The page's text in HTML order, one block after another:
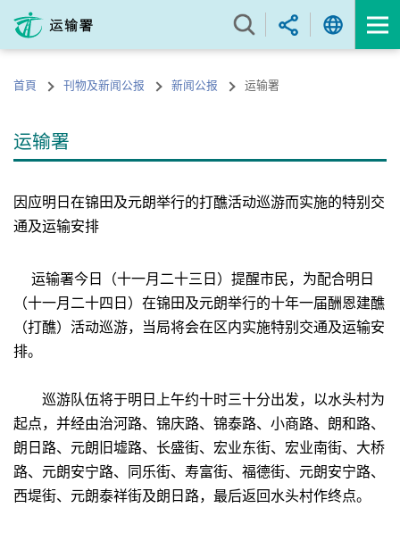
内
的首頁 刊物及新闻公报 新闻公报 运输署
运输署
因应明日在锦田及元朗举行的打醮活动巡游而实施的特别交
通及运输安排
运输署今日（十一月二十三日）提醒市民，为配合明日
（十一月二十四日）在锦田及元朗举行的十年一届酬恩建醮
（打醮）活动巡游，当局将会在区内实施特别交通及运输安
排。
巡游队伍将于明日上午约十时三十分出发，以水头村为
起点，并经由治河路、锦庆路、锦泰路、小商路、朗和路、
朗日路、元朗旧墟路、长盛街、宏业东街、宏业南街、大桥
路、元朗安宁路、同乐街、寿富街、福德街、元朗安宁路、
西堤街、元朗泰祥街及朗日路，最后返回水头村作终点。